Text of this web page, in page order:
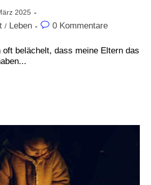
2025
/ Leben 0 Kommentare
oft belächelt, dass meine Eltern das